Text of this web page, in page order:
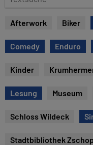
e
s
u
e
Afterwork Biker
Comedy Enduro
Kinder
Lesung Museum
Schloss Wildeck
Stadtbibliothek